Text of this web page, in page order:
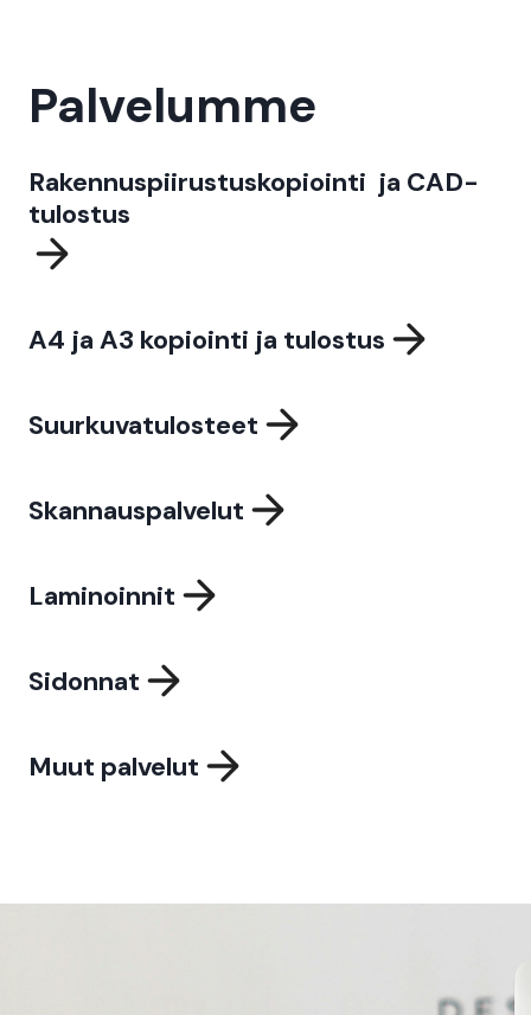
Palvelumme
Rakennuspiirustuskopiointi ja CAD-
tulostus
A4 ja A3 kopiointi ja tulostus
Suurkuvatulosteet
Skannauspalvelut
Laminoinnit
Sidonnat
Muut palvelut